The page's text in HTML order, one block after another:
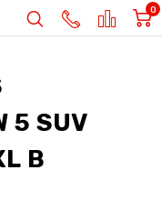
0
5 SUV
В